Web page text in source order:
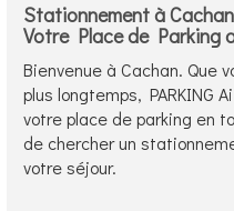
Stationnement à
Votre Place de Parking
Bienvenue à Cachan. Que
plus longtemps, PARKING
votre place de parking en
de chercher un
votre séjour.